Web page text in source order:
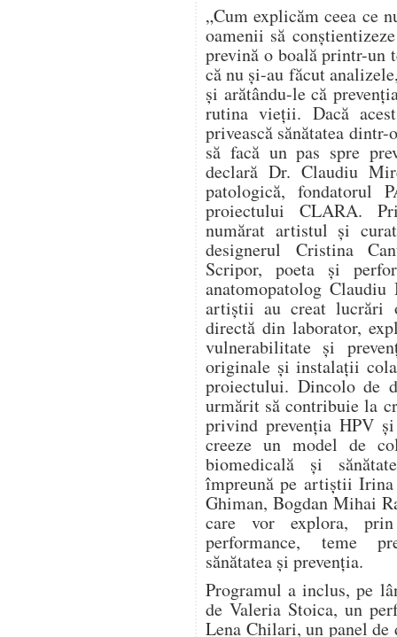
„Cum explicăm ceea ce
oamenii să
prevină o boală printr-un
că nu și-au făcut
și arătându-le că
rutina vieții. Dacă
privească sănătatea
să facă un pas spre
declară Dr. Claudiu
patologică, fondatorul
proiectului CLARA.
numărat artistul și
designerul Cristina
Scripor, poeta și
anatomopatolog
artiștii au creat lucrări
directă din laborator,
vulnerabilitate și
originale și instalații
proiectului. Dincolo de
urmărit să contribuie la
privind prevenția HPV
creeze un model de
biomedicală și
împreună pe artiștii
Ghiman, Bogdan Mihai
care vor explora,
performance, teme
sănătatea și prevenția.
Programul a inclus, pe
de Valeria Stoica, un
Lena Chilari, un panel